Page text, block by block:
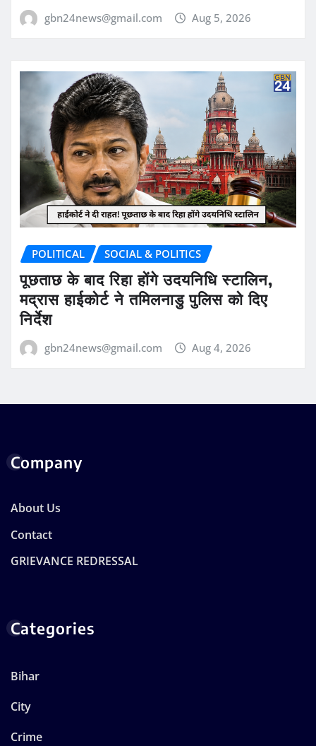
gbn24news@gmail.com Aug 5, 2026
POLITICAL SOCIAL & POLITICS
पूछताछ के बाद रिहा होंगे उदयनिधि स्टालिन,
मद्रास हाईकोर्ट ने तमिलनाडु पुलिस को दिए
निर्देश
gbn24news@gmail.com Aug 4, 2026
Company
About Us
Contact
GRIEVANCE REDRESSAL
Categories
Bihar
City
Crime